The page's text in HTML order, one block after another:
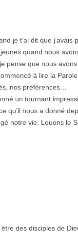
je t’ai dit que
quand nous
pense que nous
à lire la
nos préférences…
un tournant
qu’il nous a donné
notre vie. Louons le
des disciples de